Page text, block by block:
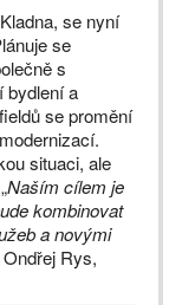
se nyní
se
s
bydlení a
se promění
situaci, ale
Naším cílem je
kombinovat
a novými
Rys,